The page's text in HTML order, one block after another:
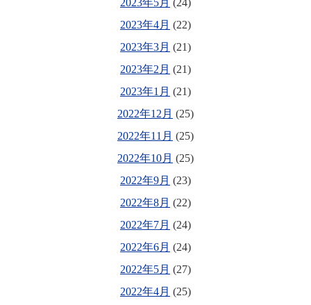
2023年5月 (24)
2023年4月 (22)
2023年3月 (21)
2023年2月 (21)
2023年1月 (21)
2022年12月 (25)
2022年11月 (25)
2022年10月 (25)
2022年9月 (23)
2022年8月 (22)
2022年7月 (24)
2022年6月 (24)
2022年5月 (27)
2022年4月 (25)